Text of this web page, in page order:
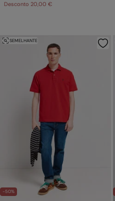
Desconto 20,00 €
-50%
SEMELHANTE